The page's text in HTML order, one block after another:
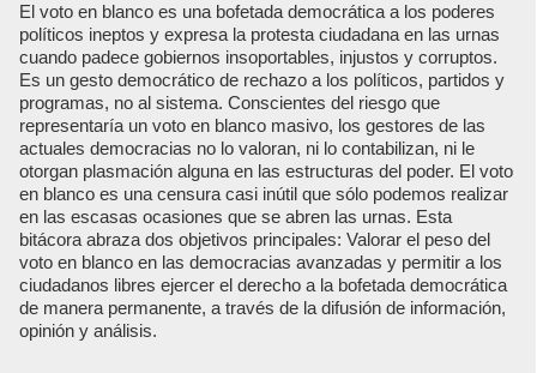
El voto en blanco es una bofetada democrática a los poderes
políticos ineptos y expresa la protesta ciudadana en las urnas
cuando padece gobiernos insoportables, injustos y corruptos.
Es un gesto democrático de rechazo a los políticos, partidos y
programas, no al sistema. Conscientes del riesgo que
representaría un voto en blanco masivo, los gestores de las
actuales democracias no lo valoran, ni lo contabilizan, ni le
otorgan plasmación alguna en las estructuras del poder. El voto
en blanco es una censura casi inútil que sólo podemos realizar
en las escasas ocasiones que se abren las urnas. Esta
bitácora abraza dos objetivos principales: Valorar el peso del
voto en blanco en las democracias avanzadas y permitir a los
ciudadanos libres ejercer el derecho a la bofetada democrática
de manera permanente, a través de la difusión de información,
opinión y análisis.